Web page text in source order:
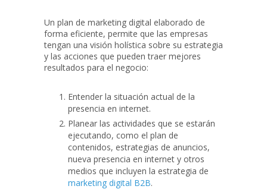
Un plan de marketing digital elaborado de
forma eficiente, permite que las empresas
tengan una visión holística sobre su estrategia
y las acciones que pueden traer mejores
resultados para el negocio:
Entender la situación actual de la
presencia en internet.
Planear las actividades que se estarán
ejecutando, como el plan de
contenidos, estrategias de anuncios,
nueva presencia en internet y otros
medios que incluyen la estrategia de
marketing digital B2B.